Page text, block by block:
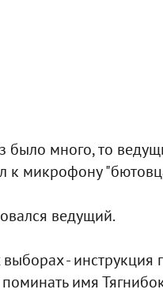
было много, то
к микрофону
ведущий.
- инструкция
имя